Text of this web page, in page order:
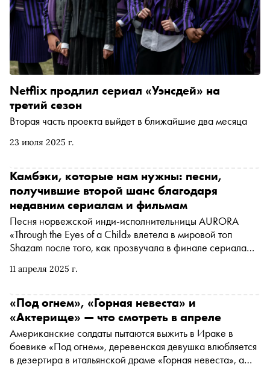
23 июля 2025 г.
Netflix продлил сериал «Уэнсдей» на
третий сезон
Вторая часть проекта выйдет в ближайшие два месяца
11 апреля 2025 г.
Камбэки, которые нам нужны: песни,
получившие второй шанс благодаря
недавним сериалам и фильмам
Песня норвежской инди-исполнительницы AURORA
«Through the Eyes of a Child» влетела в мировой топ
Shazam после того, как прозвучала в финале сериала
вспомнить другие недавние примеры того, как песня из
популярной благодаря попаданию в саундтрек к сериалу
или фильму
«Под огнем», «Горная невеста» и
«Актерище» — что смотреть в апреле
Американские солдаты пытаются выжить в Ираке в
боевике «Под огнем», деревенская девушка влюбляется
в дезертира в итальянской драме «Горная невеста», а